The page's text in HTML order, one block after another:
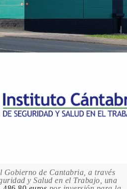
Gobierno de Cantabria, a través
y Salud en el Trabajo, una